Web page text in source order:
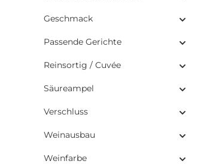
Geschmack
Passende Gerichte
Reinsortig / Cuvée
Säureampel
Verschluss
Weinausbau
Weinfarbe